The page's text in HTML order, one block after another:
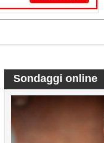
Sondaggi online